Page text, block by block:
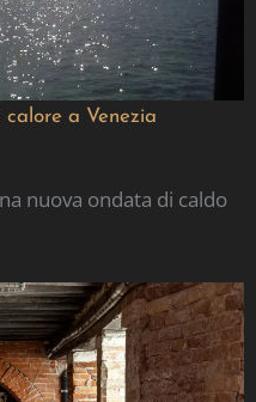
a Venezia
nuova ondata di caldo